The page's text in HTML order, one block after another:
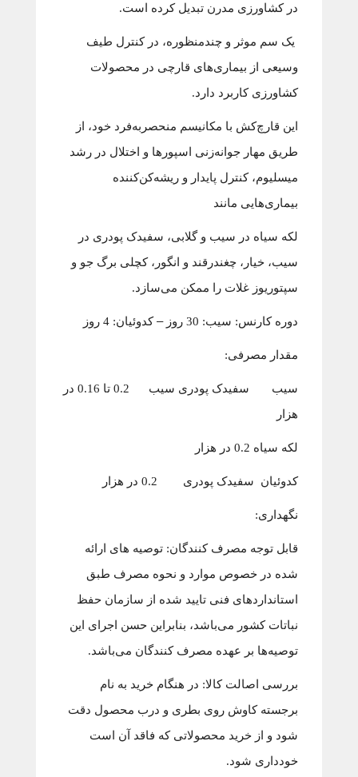
در کشاورزی مدرن تبدیل کرده است.
یک سم موثر و چندمنظوره، در کنترل طیف
وسیعی از بیماری‌های قارچی در محصولات
کشاورزی کاربرد دارد.
این قارچ‌کش با مکانیسم منحصربه‌فرد خود، از
طریق مهار جوانه‌زنی اسپورها و اختلال در رشد
میسلیوم، کنترل پایدار و ریشه‌کن‌کننده
بیماری‌هایی مانند
لکه سیاه در سیب و گلابی، سفیدک پودری در
سیب، خیار، چغندرقند و انگور، کچلی برگ جو و
سپتوریوز غلات را ممکن می‌سازد.
دوره کارنس: سیب: 30 روز –کدوئیان: 4 روز
مقدار مصرفی:
سیب سفیدک پودری سیب 0.2 تا 0.16 در
هزار
لکه سیاه 0.2 در هزار
کدوئیان سفیدک پودری 0.2 در هزار
نگهداری:
قابل توجه مصرف کنندگان: توصیه های ارائه
شده در خصوص موارد و نحوه مصرف طبق
استانداردهای فنی تایید شده از سازمان حفظ
نباتات کشور می‌باشد، بنابراین حسن اجرای این
توصیه‌ها بر عهده مصرف کنندگان می‌باشد.
بررسی اصالت کالا: در هنگام خرید به نام
برجسته کاوش روی بطری و درب محصول دقت
شود و از خرید محصولاتی که فاقد آن است
خودداری شود.